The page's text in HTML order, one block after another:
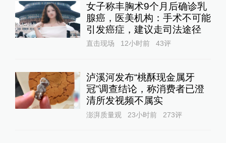
女子称丰胸术9个月后确诊乳
腺癌，医美机构：手术不可能
引发癌症，建议走司法途径
直击现场 12小时前 43评
泸溪河发布“桃酥现金属牙
冠”调查结论，称消费者已澄
清所发视频不属实
澎湃质量观 23小时前 273评